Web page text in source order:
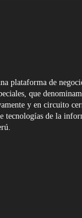
plataforma de
que
y en circuito
tecnologías de la